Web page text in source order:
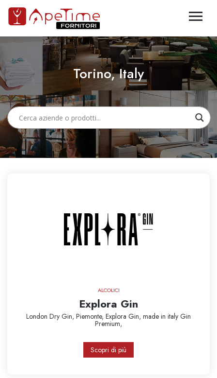
Torino, Italy
ALCOLICI
Explora Gin
London Dry Gin, Piemonte, Explora Gin, made in italy Gin
Premium,
Scopri di più